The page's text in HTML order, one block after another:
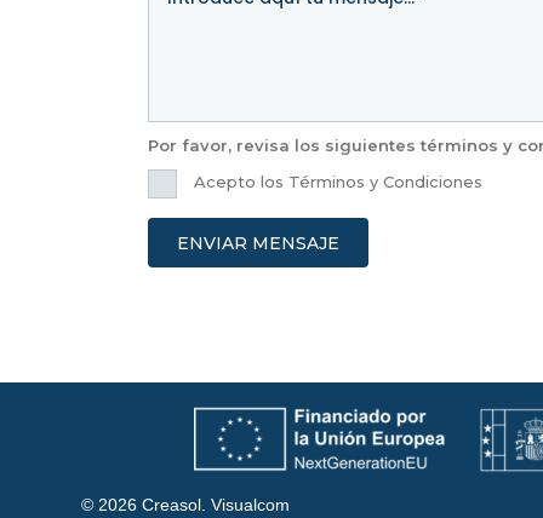
Por favor, revisa los siguientes términos y
Acepto los Términos y Condiciones
ENVIAR MENSAJE
© 2026 Creasol.Visualcom